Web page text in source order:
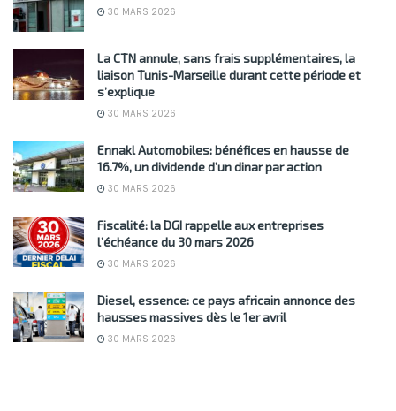
30 MARS 2026
La CTN annule, sans frais supplémentaires, la
liaison Tunis-Marseille durant cette période et
s’explique
30 MARS 2026
Ennakl Automobiles: bénéfices en hausse de
16.7%, un dividende d’un dinar par action
30 MARS 2026
Fiscalité: la DGI rappelle aux entreprises
l’échéance du 30 mars 2026
30 MARS 2026
Diesel, essence: ce pays africain annonce des
hausses massives dès le 1er avril
30 MARS 2026